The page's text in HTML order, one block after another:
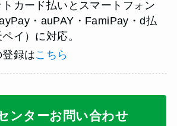
トカード払いとスマートフォン
・auPAY・FamiPay・d払
イ）に対応。
録はこちら
ンターお問い合わせ